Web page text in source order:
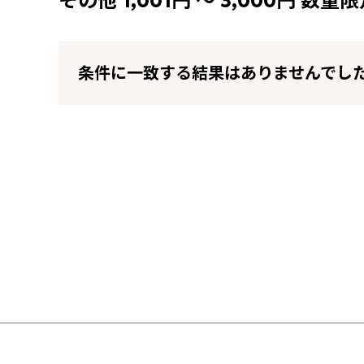
条件に一致する結果はありませんでし